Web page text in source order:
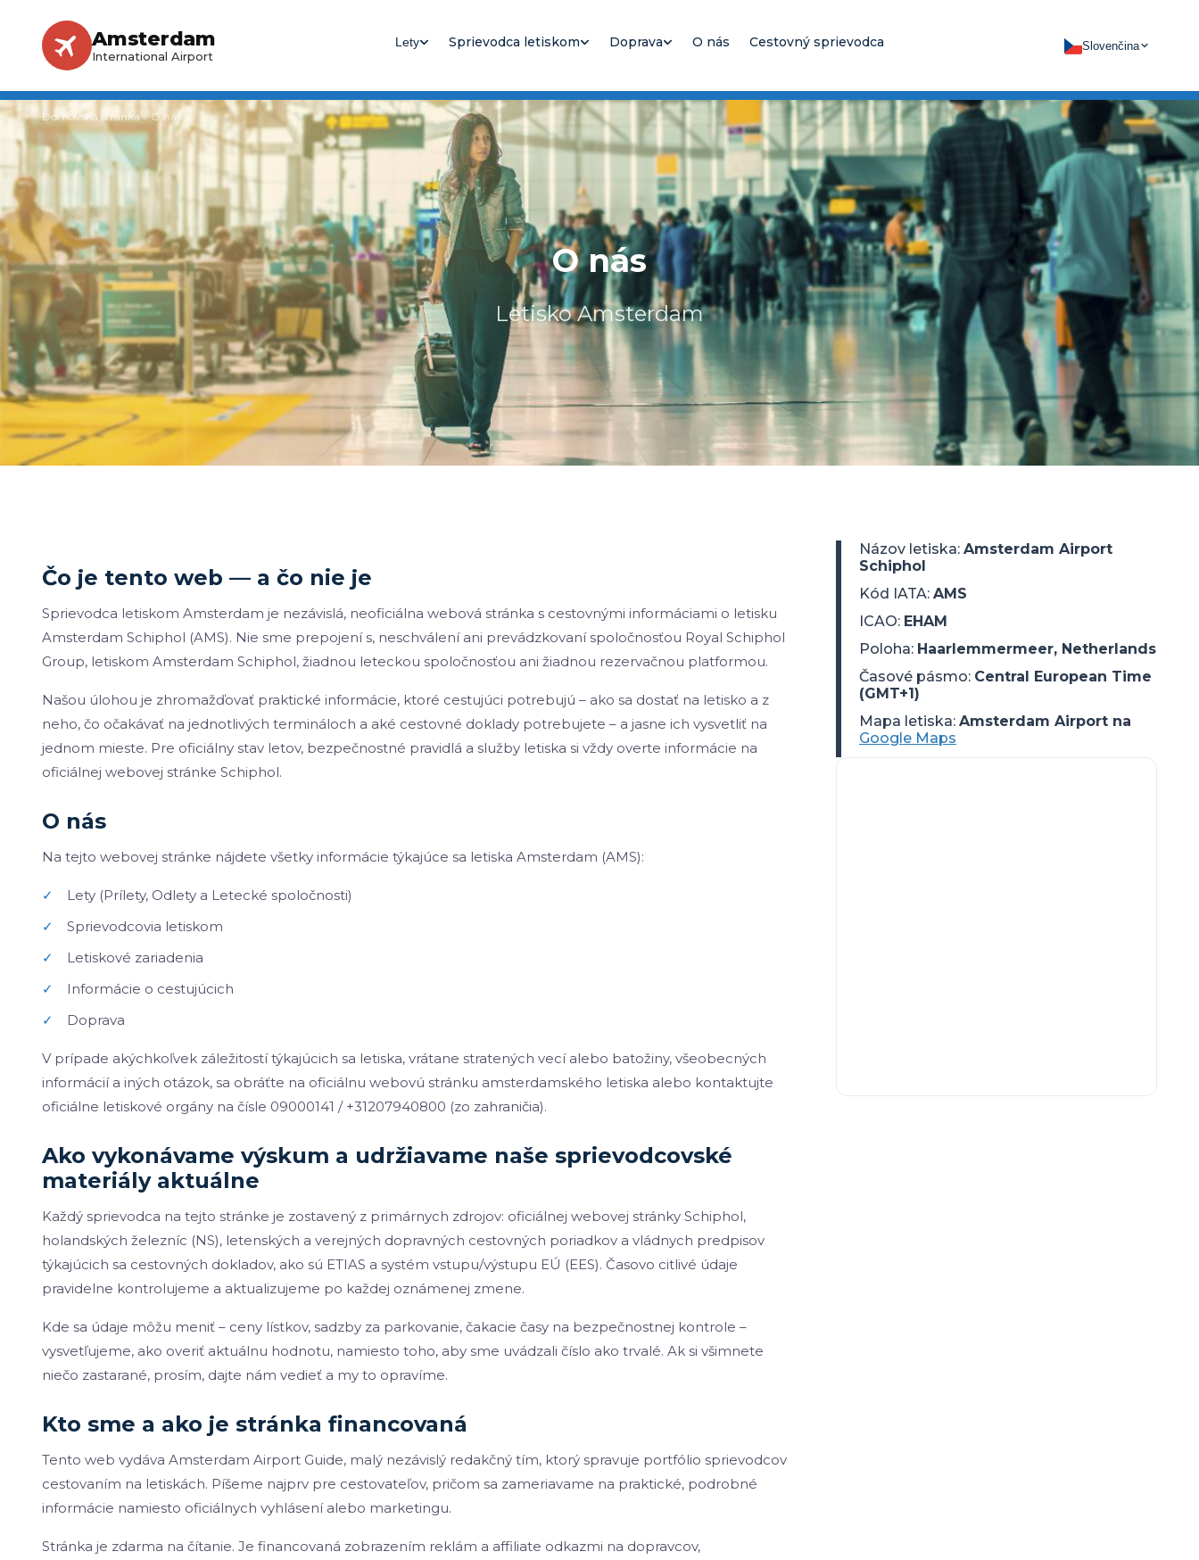
Amsterdam
International Airport
Lety Sprievodca letiskom Doprava O nás Cestovný sprievodca Slovenčina
Domovská stránka»O nás
O nás
Letisko Amsterdam
Čo je tento web — a čo nie je
Sprievodca letiskom Amsterdam je nezávislá, neoficiálna webová stránka s cestovnými informáciami o letisku
Amsterdam Schiphol (AMS). Nie sme prepojení s, neschválení ani prevádzkovaní spoločnosťou Royal Schiphol
Group, letiskom Amsterdam Schiphol, žiadnou leteckou spoločnosťou ani žiadnou rezervačnou platformou.
Našou úlohou je zhromažďovať praktické informácie, ktoré cestujúci potrebujú – ako sa dostať na letisko a z
neho, čo očakávať na jednotlivých termináloch a aké cestovné doklady potrebujete – a jasne ich vysvetliť na
jednom mieste. Pre oficiálny stav letov, bezpečnostné pravidlá a služby letiska si vždy overte informácie na
oficiálnej webovej stránke Schiphol.
O nás
Na tejto webovej stránke nájdete všetky informácie týkajúce sa letiska Amsterdam (AMS):
✓
Lety (Prílety, Odlety a Letecké spoločnosti)
✓
Sprievodcovia letiskom
✓
Letiskové zariadenia
✓
Informácie o cestujúcich
✓
Doprava
V prípade akýchkoľvek záležitostí týkajúcich sa letiska, vrátane stratených vecí alebo batožiny, všeobecných
informácií a iných otázok, sa obráťte na oficiálnu webovú stránku amsterdamského letiska alebo kontaktujte
oficiálne letiskové orgány na čísle 09000141 / +31207940800 (zo zahraničia).
Ako vykonávame výskum a udržiavame naše sprievodcovské
materiály aktuálne
Každý sprievodca na tejto stránke je zostavený z primárnych zdrojov: oficiálnej webovej stránky Schiphol,
holandských železníc (NS), letenských a verejných dopravných cestovných poriadkov a vládnych predpisov
týkajúcich sa cestovných dokladov, ako sú ETIAS a systém vstupu/výstupu EÚ (EES). Časovo citlivé údaje
pravidelne kontrolujeme a aktualizujeme po každej oznámenej zmene.
Kde sa údaje môžu meniť – ceny lístkov, sadzby za parkovanie, čakacie časy na bezpečnostnej kontrole –
vysvetľujeme, ako overiť aktuálnu hodnotu, namiesto toho, aby sme uvádzali číslo ako trvalé. Ak si všimnete
niečo zastarané, prosím, dajte nám vedieť a my to opravíme.
Kto sme a ako je stránka financovaná
Tento web vydáva Amsterdam Airport Guide, malý nezávislý redakčný tím, ktorý spravuje portfólio sprievodcov
cestovaním na letiskách. Píšeme najprv pre cestovateľov, pričom sa zameriavame na praktické, podrobné
informácie namiesto oficiálnych vyhlásení alebo marketingu.
Stránka je zdarma na čítanie. Je financovaná zobrazením reklám a affiliate odkazmi na dopravcov,
Názov letiska: Amsterdam Airport
Schiphol
Kód IATA: AMS
ICAO: EHAM
Poloha: Haarlemmermeer, Netherlands
Časové pásmo: Central European Time
(GMT+1)
Mapa letiska: Amsterdam Airport na
Google Maps